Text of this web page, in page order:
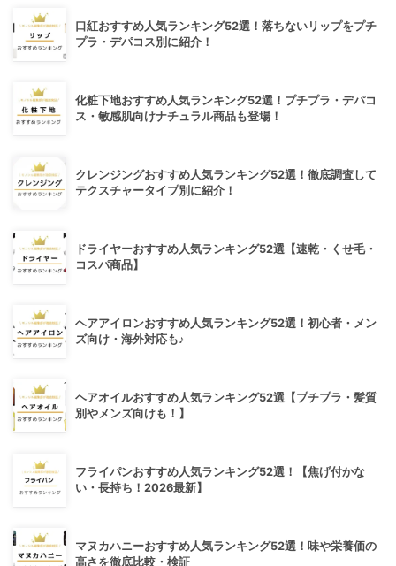
口紅おすすめ人気ランキング52選！落ちないリップをプチ
プラ・デパコス別に紹介！
化粧下地おすすめ人気ランキング52選！プチプラ・デパコ
ス・敏感肌向けナチュラル商品も登場！
クレンジングおすすめ人気ランキング52選！徹底調査して
テクスチャータイプ別に紹介！
ドライヤーおすすめ人気ランキング52選【速乾・くせ毛・
コスパ商品】
ヘアアイロンおすすめ人気ランキング52選！初心者・メン
ズ向け・海外対応も♪
ヘアオイルおすすめ人気ランキング52選【プチプラ・髪質
別やメンズ向けも！】
フライパンおすすめ人気ランキング52選！【焦げ付かな
い・長持ち！2026最新】
マヌカハニーおすすめ人気ランキング52選！味や栄養価の
高さを徹底比較・検証